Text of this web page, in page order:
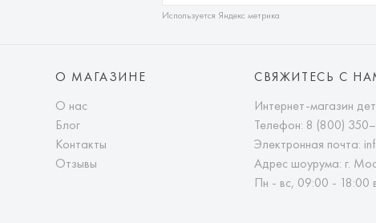
Используется Яндекс метрика
О МАГАЗИНЕ
О нас
Блог
Контакты
Отзывы
СВЯЖИТЕСЬ С
Интернет-магазин
Телефон: 8 (800)
Электронная почта:
Адрес шоурума: г.
Пн - вс, 09:00 - 18:00